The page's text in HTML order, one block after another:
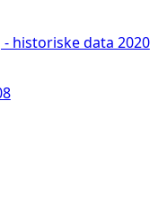
historiske data 2020